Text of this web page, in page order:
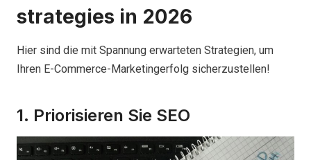
strategies in 2026
Hier sind die mit Spannung erwarteten Strategien, um
Ihren E-Commerce-Marketingerfolg sicherzustellen!
1. Priorisieren Sie SEO